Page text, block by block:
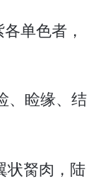
单色者，
、睑缘、结
状胬肉，陆